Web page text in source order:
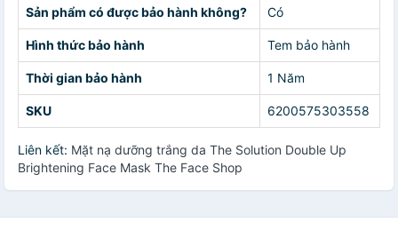
Sản phẩm có được bảo hành không? Có
Hình thức bảo hành Tem bảo hành
Thời gian bảo hành 1 Năm
SKU 6200575303558
Liên kết: Mặt nạ dưỡng trắng da The Solution Double Up
Brightening Face Mask The Face Shop